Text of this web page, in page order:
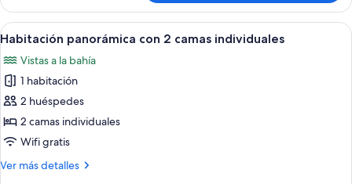
doble
superior
Abrir
todas
las
fotos
de
Habitación
panorámica
2
Una habitación de hotel con dos
19
Habitación panorámica con 2 camas individuales
Vistas a la bahía
1 habitación
2 huéspedes
2 camas individuales
Wifi gratis
Ver más detalles
Más